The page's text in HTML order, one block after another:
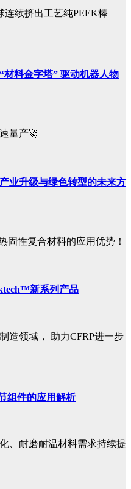
连续挤出工艺纯PEEK棒
料金字塔” 驱动机器人物
量产🚀
业升级与绿色转型的未来方
固性复合材料的应用优势！
新系列产品
造领域， 助力CFRP进一步
组件的应用解析
、耐磨耐温材料需求持续提